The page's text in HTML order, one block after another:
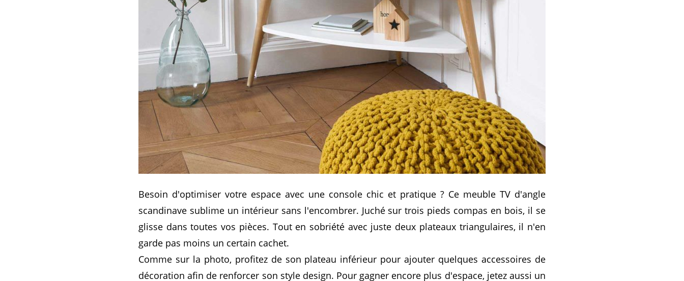
Besoin d'optimiser votre espace avec une console chic et pratique ? Ce meuble TV d'angle
scandinave sublime un intérieur sans l'encombrer. Juché sur trois pieds compas en bois, il se
glisse dans toutes vos pièces. Tout en sobriété avec juste deux plateaux triangulaires, il n'en
garde pas moins un certain cachet.
Comme sur la photo, profitez de son plateau inférieur pour ajouter quelques accessoires de
décoration afin de renforcer son style design. Pour gagner encore plus d'espace, jetez aussi un